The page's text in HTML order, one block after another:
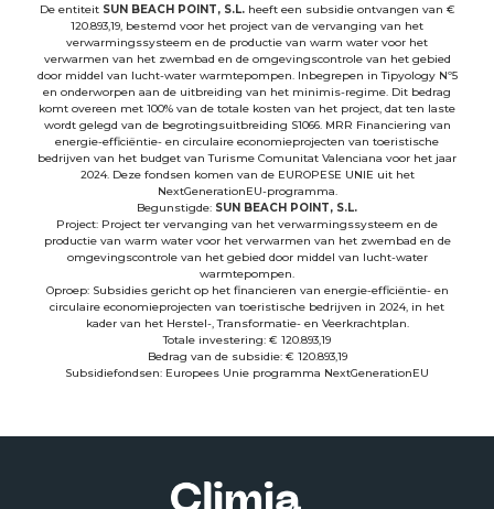
De entiteit SUN BEACH POINT, S.L.heeft een subsidie ontvangen van €
120.893,19, bestemd voor het project van de vervanging van het
verwarmingssysteem en de productie van warm water voor het
verwarmen van het zwembad en de omgevingscontrole van het gebied
door middel van lucht-water warmtepompen. Inbegrepen in Tipyology Nº5
en onderworpen aan de uitbreiding van het minimis-regime. Dit bedrag
komt overeen met 100% van de totale kosten van het project, dat ten laste
wordt gelegd van de begrotingsuitbreiding S1066. MRR Financiering van
energie-efficiëntie- en circulaire economieprojecten van toeristische
bedrijven van het budget van Turisme Comunitat Valenciana voor het jaar
2024. Deze fondsen komen van de EUROPESE UNIE uit het
NextGenerationEU-programma.
Begunstigde: SUN BEACH POINT, S.L.
Project: Project ter vervanging van het verwarmingssysteem en de
productie van warm water voor het verwarmen van het zwembad en de
omgevingscontrole van het gebied door middel van lucht-water
warmtepompen.
Oproep: Subsidies gericht op het financieren van energie-efficiëntie- en
circulaire economieprojecten van toeristische bedrijven in 2024, in het
kader van het Herstel-, Transformatie- en Veerkrachtplan.
Totale investering: € 120.893,19
Bedrag van de subsidie: € 120.893,19
Subsidiefondsen: Europees Unie programma NextGenerationEU